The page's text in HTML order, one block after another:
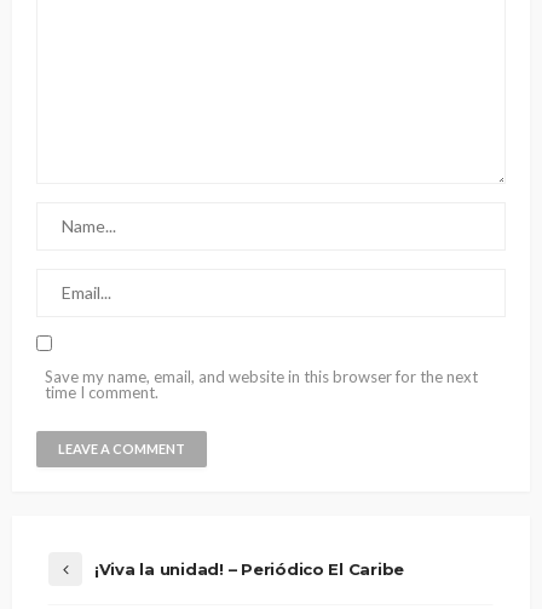
Save my name, email, and website in this browser for the next
time I comment.
¡Viva la unidad! – Periódico El Caribe